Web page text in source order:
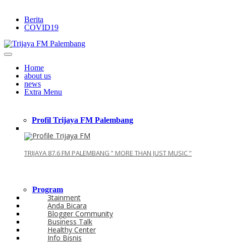
Berita
COVID19
Home
about us
news
Extra Menu
Profil Trijaya FM Palembang
TRIJAYA 87.6 FM PALEMBANG ” MORE THAN JUST MUSIC ”
Program
3tainment
Anda Bicara
Blogger Community
Business Talk
Healthy Center
Info Bisnis